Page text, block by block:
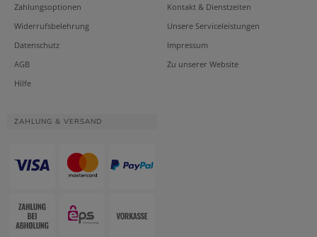
Zahlungsoptionen
Widerrufsbelehrung
Datenschutz
AGB
Hilfe
Kontakt & Dienstzeiten
Unsere Serviceleistungen
Impressum
Zu unserer Website
ZAHLUNG & VERSAND